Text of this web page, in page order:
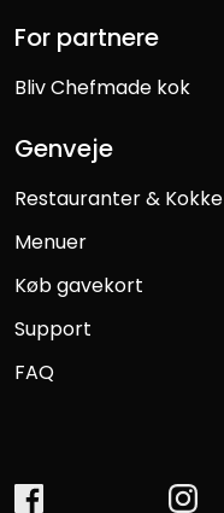
For partnere
Bliv Chefmade kok
Genveje
Restauranter & Kokke
Menuer
Køb gavekort
Support
FAQ